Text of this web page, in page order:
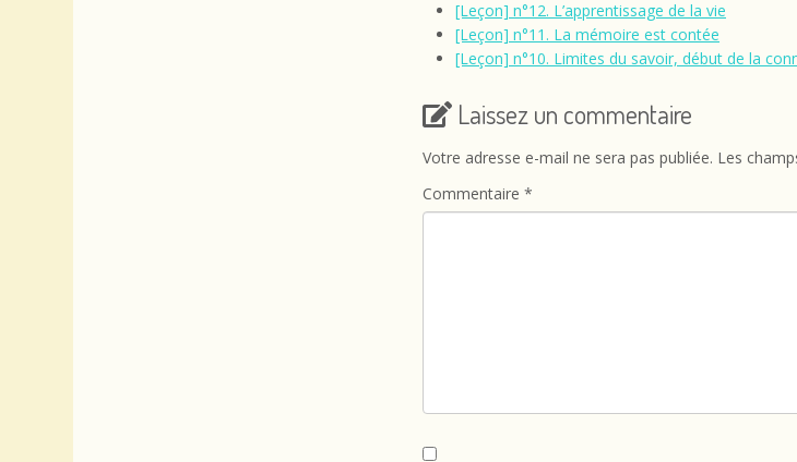
[Leçon] n°12. L’apprentissage de la vie
[Leçon] n°11. La mémoire est contée
[Leçon] n°10. Limites du savoir, début de la
Laissez un commentaire
Votre adresse e-mail ne sera pas publiée. Les
Commentaire *